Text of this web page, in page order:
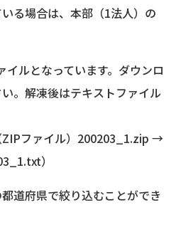
る場合は、本部（1法人）の
ルとなっています。ダウンロ
。解凍後はテキストファイル
ZIPファイル）200203_1.zip →
）
道府県で絞り込むことができ